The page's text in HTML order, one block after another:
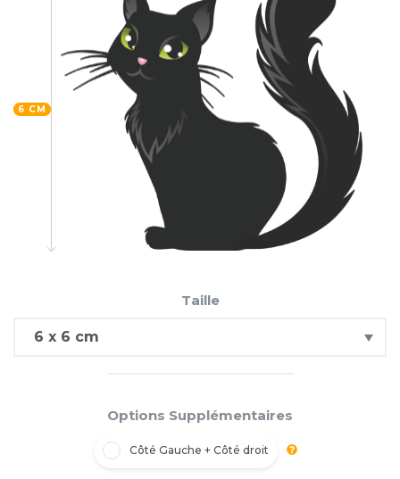
6 CM
Taille
Options Supplémentaires
Côté Gauche + Côté droit